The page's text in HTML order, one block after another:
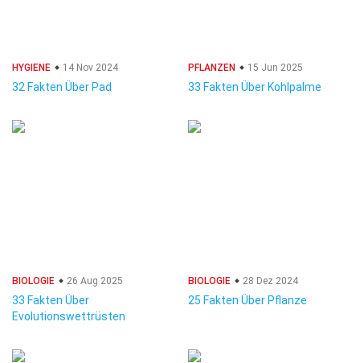
HYGIENE 14 Nov 2024
32 Fakten Über Pad
PFLANZEN 15 Jun 2025
33 Fakten Über Kohlpalme
BIOLOGIE 26 Aug 2025
33 Fakten Über
Evolutionswettrüsten
BIOLOGIE 28 Dez 2024
25 Fakten Über Pflanze